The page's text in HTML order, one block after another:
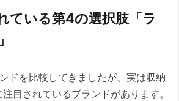
ている第4の選択肢「ラ
ドを比較してきましたが、実は収納
目されているブランドがあります。